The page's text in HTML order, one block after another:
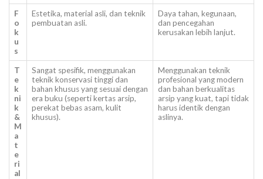
F
o
k
u
s
Estetika, material asli, dan teknik
pembuatan asli.
Daya tahan, kegunaan,
dan pencegahan
kerusakan lebih lanjut.
T
e
k
ni
k
&
M
a
t
e
ri
al
Sangat spesifik, menggunakan
teknik konservasi tinggi dan
bahan khusus yang sesuai dengan
era buku (seperti kertas arsip,
perekat bebas asam, kulit
khusus).
Menggunakan teknik
profesional yang modern
dan bahan berkualitas
arsip yang kuat, tapi tidak
harus identik dengan
aslinya.